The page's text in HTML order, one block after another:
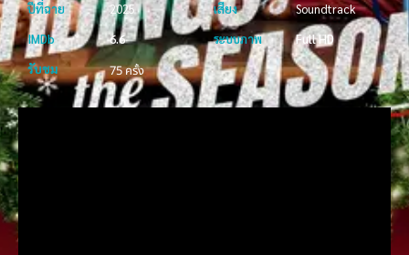
ปีที่ฉาย 2025 เสียง
Soundtrack
IMDb
6.6 ระบบภาพ
Full HD
รับชม
75 ครั้ง